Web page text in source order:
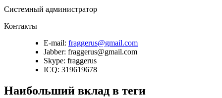
Системный администратор
Контакты
E-mail: fraggerus@gmail.com
Jabber: fraggerus@gmail.com
Skype: fraggerus
ICQ: 319619678
Наибольший вклад в теги